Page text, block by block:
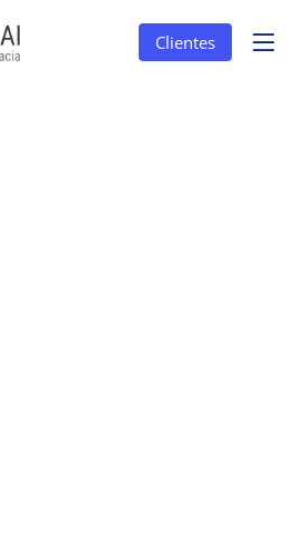
Clientes